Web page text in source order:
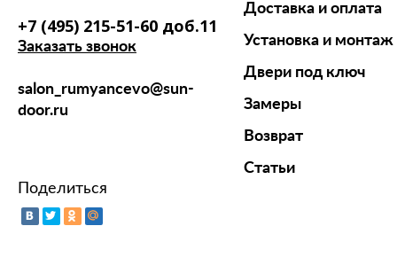
+7 (495) 215-51-60 доб.11
Заказать звонок
salon_rumyancevo@sun-
door.ru
Поделиться
Доставка и оплата
Установка и монтаж
Двери под ключ
Замеры
Возврат
Статьи